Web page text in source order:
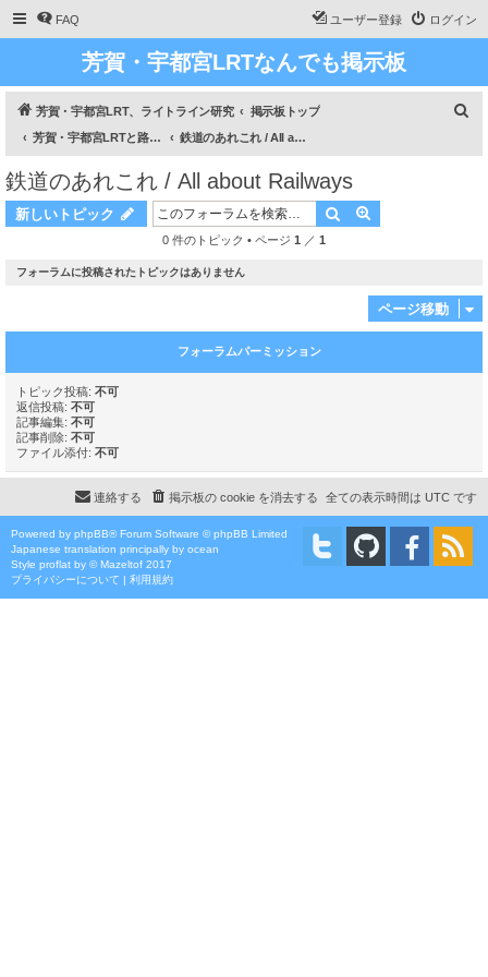
FAQ ログイン
ユーザー登録
芳賀・宇都宮LRTなんでも掲示板
芳賀・宇都宮LRT、ライトライン研究
掲示板トップ
芳賀・宇都宮LRTと路面電車のあれこれ / All about Haga Utsunomiya LRT and about Trams
鉄道のあれこれ / All about Railways
鉄道のあれこれ / All about Railways
新しいトピック 検索
0 件のトピック • ページ 1 ／ 1
フォーラムに投稿されたトピックはありません
ページ移動
フォーラムパーミッション
トピック投稿: 不可
返信投稿: 不可
記事編集: 不可
記事削除: 不可
ファイル添付: 不可
全ての表示時間は UTC です
掲示板の cookie を消去する
連絡する
Powered by phpBB® Forum Software © phpBB Limited
Japanese translation principally by ocean
Style proflat by ©Mazeltof 2017
プライバシーについて | 利用規約